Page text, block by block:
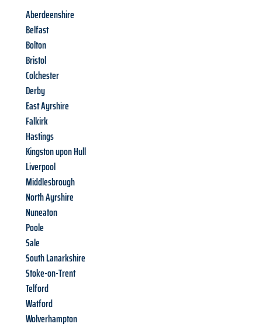
Aberdeenshire
Belfast
Bolton
Bristol
Colchester
Derby
East Ayrshire
Falkirk
Hastings
Kingston upon Hull
Liverpool
Middlesbrough
North Ayrshire
Nuneaton
Poole
Sale
South Lanarkshire
Stoke-on-Trent
Telford
Watford
Wolverhampton